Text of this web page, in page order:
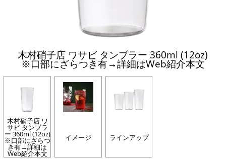
木村硝子店 ワサビ タンブラー 360ml (12oz)
※口部にざらつき有→詳細はWeb紹介本文
木村硝子店 ワ
サビ タンブラ
ー 360ml (12oz)
※口部にざらつ
き有→詳細は
Web紹介本文
イメージ ラインアップ